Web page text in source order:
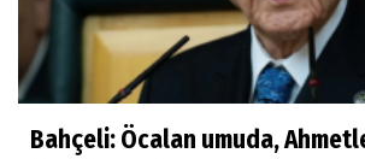
Bahçeli: Öcalan umuda,